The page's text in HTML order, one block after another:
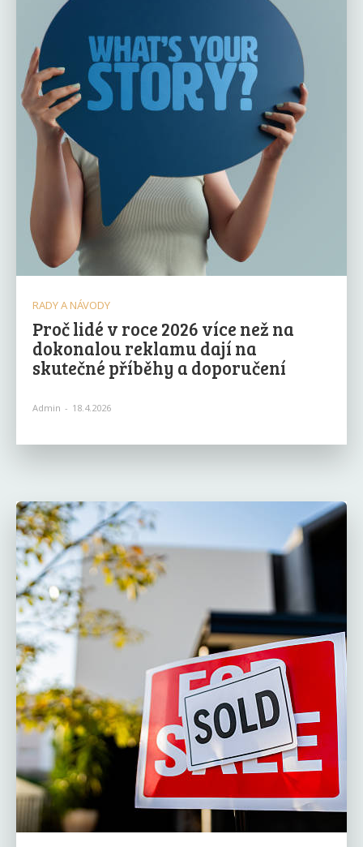
RADY A NÁVODY
Proč lidé v roce 2026 více než na
dokonalou reklamu dají na
skutečné příběhy a doporučení
Admin - 18.4.2026